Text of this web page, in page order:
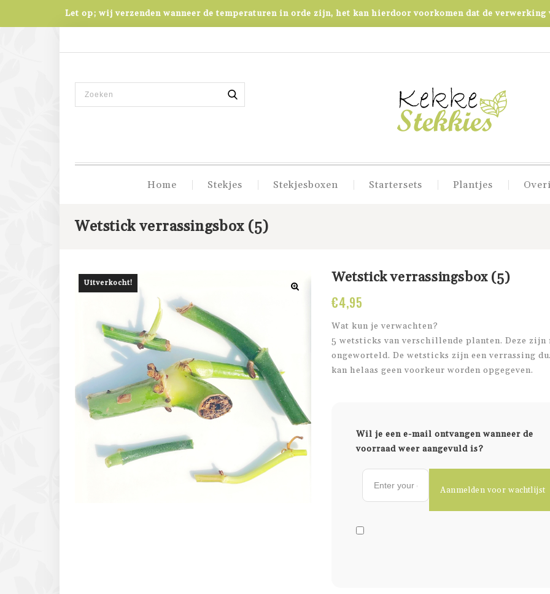
Let op; wij verzenden wanneer de temperaturen in orde zijn, het kan hierdoor voorkomen dat de
Home Stekjes Stekjesboxen Startersets Plantjes
Wetstick verrassingsbox (5)
Uitverkocht! Wetstick verrassingsbox (5)
€4,95
Wat kun je verwachten?
5 wetsticks van verschillende planten. Deze zijn
ongeworteld. De wetsticks zijn een verrassing
kan helaas geen voorkeur worden opgegeven.
Wil je een e-mail ontvangen wanneer de
voorraad weer aangevuld is?